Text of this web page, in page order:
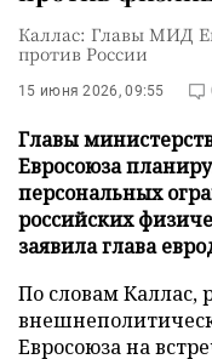
Каллас: Главы МИД
против России
15 июня 2026, 09:55
Главы
Евросоюза
персональных
российских
заявила глава
По словам Каллас,
Евросоюза на